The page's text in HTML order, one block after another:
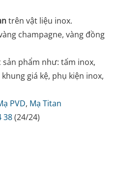
trên vật liệu inox.
champagne, vàng đồng
sản phẩm như: tấm inox,
giá kệ, phụ kiện inox,
PVD, Mạ Titan
38(24/24)